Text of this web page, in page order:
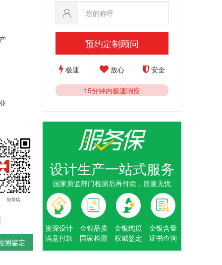
测鉴定
预约定制顾问
极速 放心 安全
15分钟内极速响应
设计生产一站式服务
国家质监部门检测后再付款，质量无忧
资深设计
满意付款
金银品质
国家检测
金银纯度
权威鉴定
金银含量
证书查询